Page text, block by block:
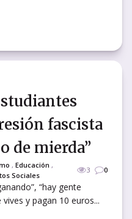
fascista
de mierda”
, Educación ,
Sociales
3 0
“hay gente
y pagan 10 euros...